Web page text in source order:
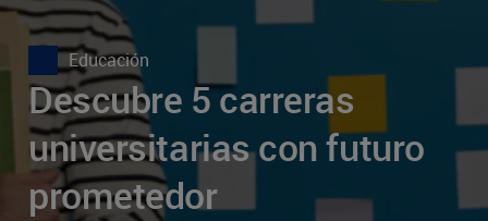
Educación
Descubre 5 carreras
universitarias con futuro
prometedor